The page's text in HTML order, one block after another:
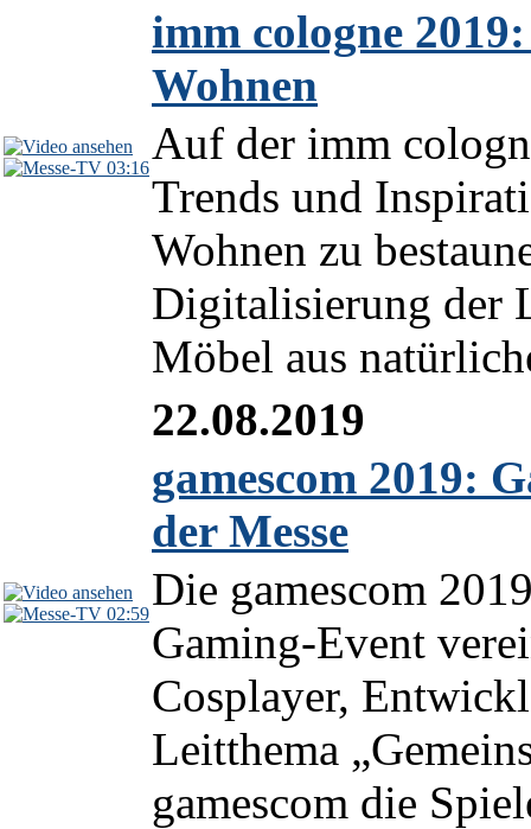
03:16
imm cologne
Wohnen
Auf der imm
Trends und
Wohnen zu
Digitalisierung der
Möbel aus
02:59
22.08.2019
gamescom 2019:
der Messe
Die gamescom
Gaming-Event
Cosplayer,
Leitthema
gamescom die